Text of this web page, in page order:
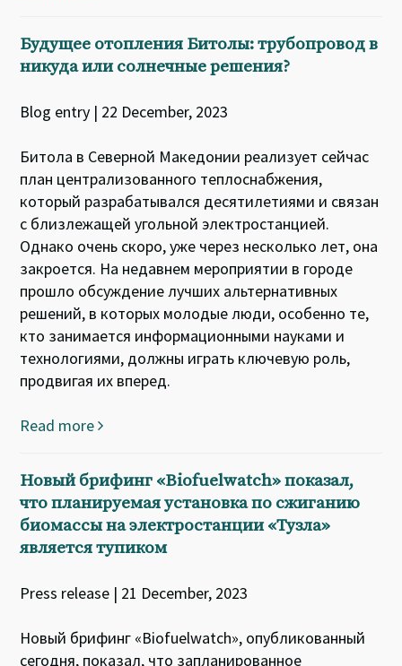
Будущее отопления Битолы: трубопровод в
никуда или солнечные решения?
Blog entry | 22 December, 2023
Битола в Северной Македонии реализует сейчас
план централизованного теплоснабжения,
который разрабатывался десятилетиями и связан
с близлежащей угольной электростанцией.
Однако очень скоро, уже через несколько лет, она
закроется. На недавнем мероприятии в городе
прошло обсуждение лучших альтернативных
решений, в которых молодые люди, особенно те,
кто занимается информационными науками и
технологиями, должны играть ключевую роль,
продвигая их вперед.
Read more
Новый брифинг «Biofuelwatch» показал,
что планируемая установка по сжиганию
биомассы на электростанции «Тузла»
является тупиком
Press release | 21 December, 2023
Новый брифинг «Biofuelwatch», опубликованный
сегодня, показал, что запланированное